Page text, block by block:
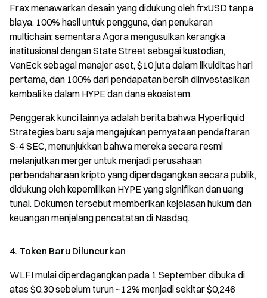
Frax menawarkan desain yang didukung oleh frxUSD tanpa
biaya, 100% hasil untuk pengguna, dan penukaran
multichain; sementara Agora mengusulkan kerangka
institusional dengan State Street sebagai kustodian,
VanEck sebagai manajer aset, $10 juta dalam likuiditas hari
pertama, dan 100% dari pendapatan bersih diinvestasikan
kembali ke dalam HYPE dan dana ekosistem.
Penggerak kunci lainnya adalah berita bahwa Hyperliquid
Strategies baru saja mengajukan pernyataan pendaftaran
S-4 SEC, menunjukkan bahwa mereka secara resmi
melanjutkan merger untuk menjadi perusahaan
perbendaharaan kripto yang diperdagangkan secara publik,
didukung oleh kepemilikan HYPE yang signifikan dan uang
tunai. Dokumen tersebut memberikan kejelasan hukum dan
keuangan menjelang pencatatan di Nasdaq.
4. Token Baru Diluncurkan
WLFI mulai diperdagangkan pada 1 September, dibuka di
atas $0,30 sebelum turun ~12% menjadi sekitar $0,246